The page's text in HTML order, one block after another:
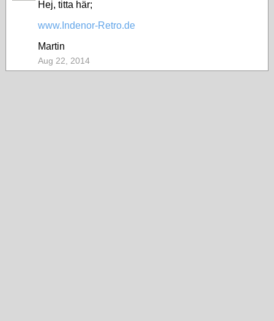
Hej, titta här;
www.Indenor-Retro.de
Martin
Aug 22, 2014